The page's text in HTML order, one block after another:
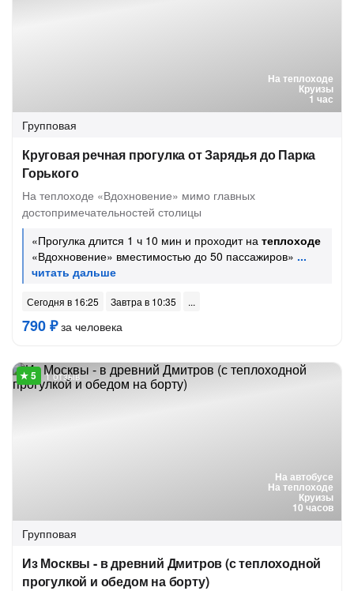
На теплоходе
Круизы
1 час
Групповая
Круговая речная прогулка от Зарядья до Парка
Горького
На теплоходе «Вдохновение» мимо главных
достопримечательностей столицы
«Прогулка длится 1 ч 10 мин и проходит на теплоходе
«Вдохновение» вместимостью до 50 пассажиров»
Сегодня в 16:25 Завтра в 10:35
790 ₽за человека
На автобусе
На теплоходе
Круизы
10 часов
1 отзыв
Групповая
Из Москвы - в древний Дмитров (с теплоходной
прогулкой и обедом на борту)